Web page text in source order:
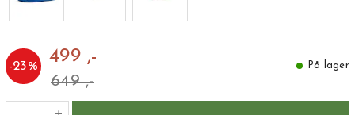
-23% 499 ,-
649 ,-
På lager